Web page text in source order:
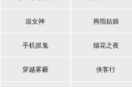
追女神 拇指姑娘
手机抓鬼 烟花之夜
穿越雾霾 侠客行